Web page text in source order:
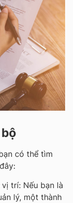
có thể tìm
trí: Nếu bạn là
lý, một thành